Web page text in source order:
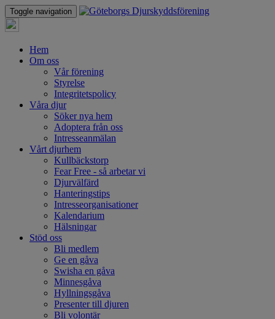
Toggle navigation
Hem
Om oss
Vår förening
Styrelse
Integritetspolicy
Våra djur
Söker nya hem
Adoptera från oss
Intresseanmälan
Vårt djurhem
Kullbäckstorp
Fear Free - så arbetar vi
Djurvälfärd
Hanteringstips
Intresseorganisationer
Kalendarium
Hälsningar
Stöd oss
Bli medlem
Ge en gåva
Swisha en gåva
Minnesgåva
Hyllningsgåva
Presenter till djuren
Bli volontär